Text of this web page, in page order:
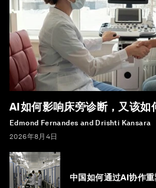
AI如何影响床旁诊断，又该如
Edmond Fernandes and Drishti Kansara
2026年8月4日
中国如何通过AI协作